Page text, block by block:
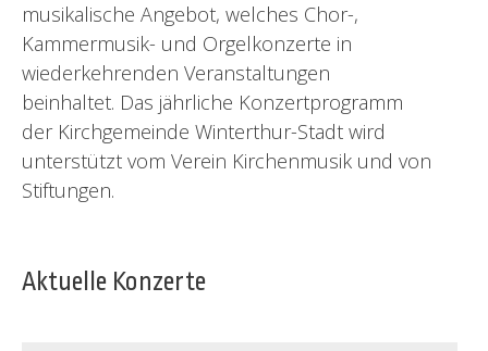
musikalische Angebot, welches Chor-,
Kammermusik- und Orgelkonzerte in
wiederkehrenden Veranstaltungen
beinhaltet. Das jährliche Konzertprogramm
der Kirchgemeinde Winterthur-Stadt wird
unterstützt vom Verein Kirchenmusik und von
Stiftungen.
Aktuelle Konzerte